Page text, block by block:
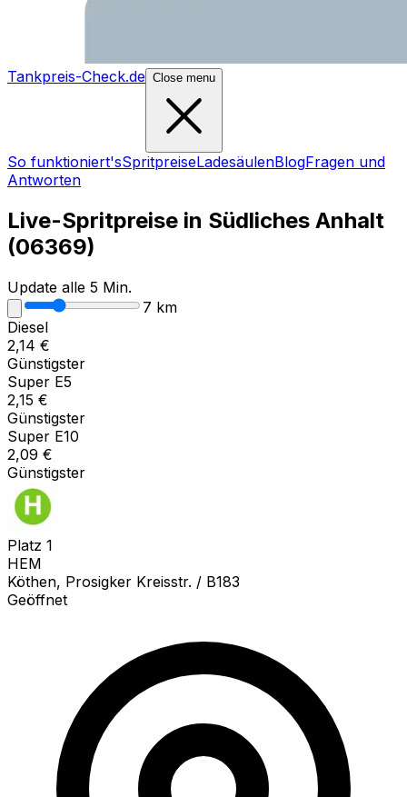
Tankpreis-Check.de Close menu
So funktioniert'sSpritpreiseLadesäulenBlogFragen und
Antworten
Live-Spritpreise in Südliches Anhalt
(06369)
Update alle 5 Min.
7 km
Diesel
2,14 €
Günstigster
Super E5
2,15 €
Günstigster
Super E10
2,09 €
Günstigster
Platz 1
HEM
Köthen, Prosigker Kreisstr. / B183
Geöffnet